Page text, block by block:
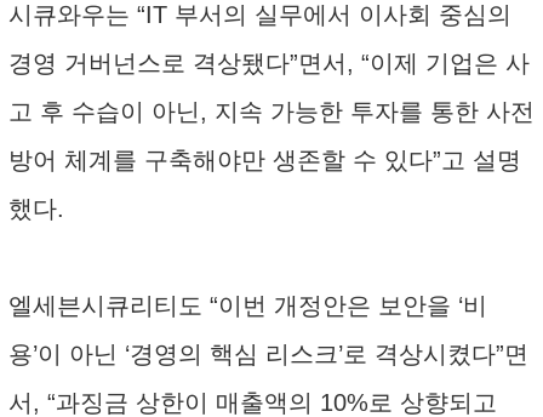
시큐와우는 “IT 부서의 실무에서 이사회 중심의
경영 거버넌스로 격상됐다”면서, “이제 기업은 사
고 후 수습이 아닌, 지속 가능한 투자를 통한 사전
방어 체계를 구축해야만 생존할 수 있다”고 설명
했다.
엘세븐시큐리티도 “이번 개정안은 보안을 ‘비
용’이 아닌 ‘경영의 핵심 리스크’로 격상시켰다”면
서, “과징금 상한이 매출액의 10%로 상향되고